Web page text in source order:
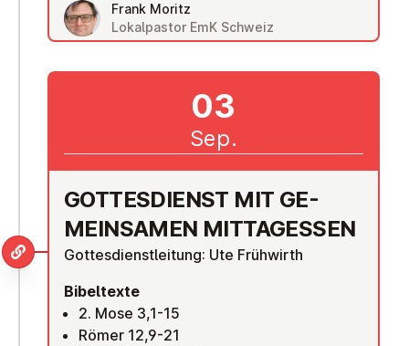
Frank Moritz
Lokalpastor EmK Schweiz
GOT­TES­DIENST MIT GE­
MEIN­SA­MEN MIT­TAG­ESSEN
Gottesdienstleitung: Ute Frühwirth
Bibeltexte
2. Mose 3,1-15
Römer 12,9-21
03
Sep.